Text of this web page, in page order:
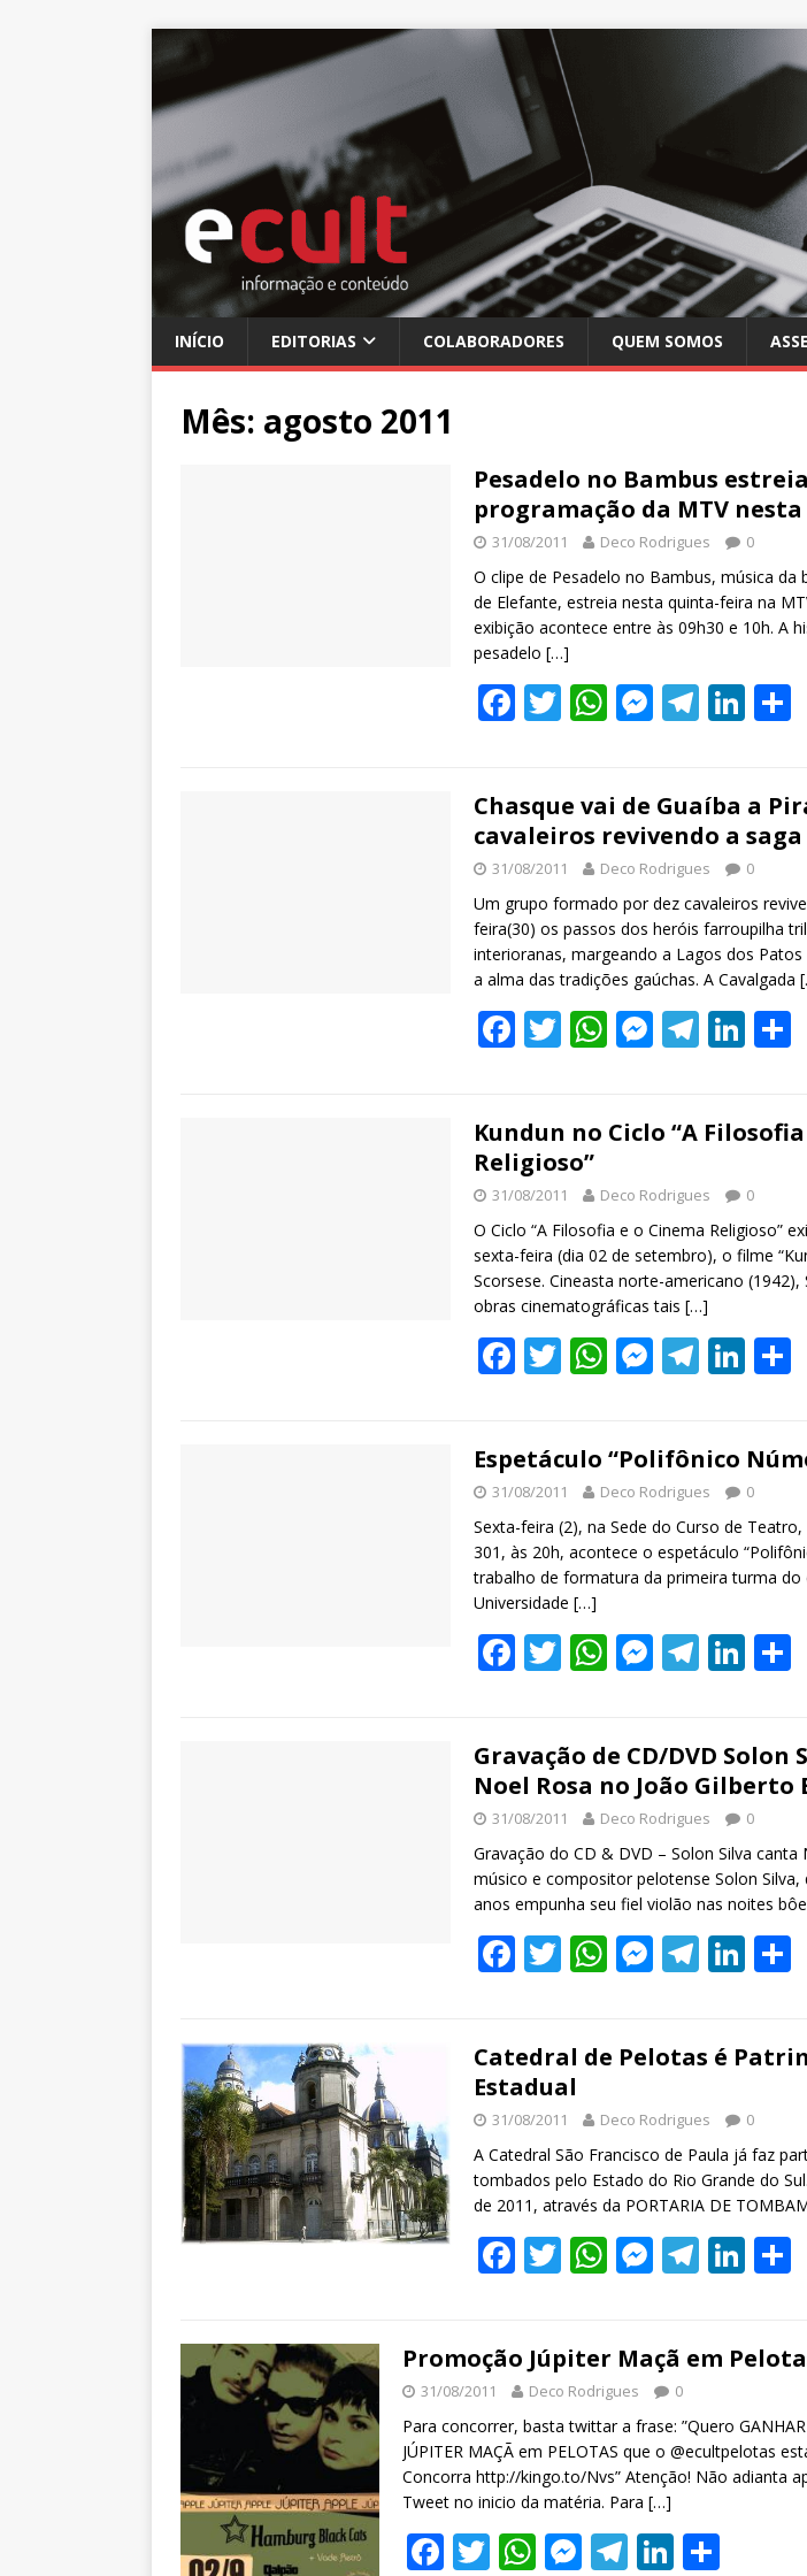
INÍCIO EDITORIAS COLABORADORES QUEM SOMOS
Mês: agosto 2011
Pesadelo no Bambus
programação da MTV
31/08/2011 Deco Rodrigues 0
O clipe de Pesadelo no Bambus, música da
de Elefante, estreia nesta quinta-feira na
exibição acontece entre às 09h30 e 10h. A
pesadelo […]
F
ac
b
o
o
k
T
w
er
W
h
s
A
p
p
M
e
e
n
g
er
T
el
gr
a
m
Li
n
e
dI
n
Chasque vai de Guaíba a
cavaleiros revivendo a
31/08/2011 Deco Rodrigues 0
Um grupo formado por dez cavaleiros
feira(30) os passos dos heróis farroupilha
interioranas, margeando a Lagos dos Patos
a alma das tradições gaúchas. A Cavalgada
F
ac
b
o
o
k
T
w
er
W
h
s
p
p
M
e
e
g
er
T
el
gr
m
Li
n
e
n
e
Kundun no Ciclo “A
Religioso”
31/08/2011 Deco Rodrigues 0
O Ciclo “A Filosofia e o Cinema Religioso”
sexta-feira (dia 02 de setembro), o filme
Scorsese. Cineasta norte-americano (1942),
obras cinematográficas tais […]
F
ac
b
o
o
k
T
w
er
W
h
s
A
p
p
M
e
e
n
g
er
T
el
gr
a
m
Li
n
e
dI
n
Espetáculo “Polifônico
31/08/2011 Deco Rodrigues 0
Sexta-feira (2), na Sede do Curso de
301, às 20h, acontece o espetáculo
trabalho de formatura da primeira turma do
Universidade […]
F
ac
b
o
o
k
T
w
er
W
h
s
A
p
p
M
e
e
n
g
er
T
el
gr
a
m
Li
n
e
dI
n
Gravação de CD/DVD Solon
Noel Rosa no João Gilberto
31/08/2011 Deco Rodrigues 0
Gravação do CD & DVD – Solon Silva canta
músico e compositor pelotense Solon Silva,
anos empunha seu fiel violão nas noites
F
ac
b
o
o
k
T
w
er
W
h
s
p
p
M
e
e
g
er
T
el
gr
m
Li
n
e
n
Catedral de Pelotas é
Estadual
31/08/2011 Deco Rodrigues 0
A Catedral São Francisco de Paula já faz
tombados pelo Estado do Rio Grande do
de 2011, através da PORTARIA DE
F
ac
b
o
o
k
T
w
er
W
h
s
A
p
p
M
e
e
n
g
er
T
el
gr
m
Li
n
e
n
Promoção Júpiter Maçã em
31/08/2011 Deco Rodrigues 0
Para concorrer, basta twittar a frase: ”Quero GANHAR
JÚPITER MAÇÃ em PELOTAS que o @ecultpelotas
Concorra http://kingo.to/Nvs” Atenção! Não adianta
Tweet no inicio da matéria. Para […]
F T W M T Li